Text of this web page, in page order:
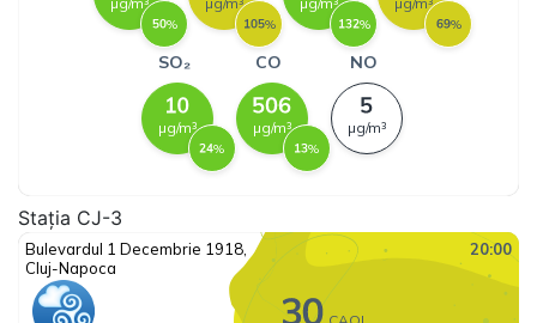
Stația CJ-3